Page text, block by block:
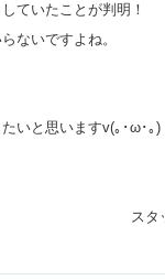
ていたことが判明！
ないですよね。
いと思いますv(｡･ω･｡)
明